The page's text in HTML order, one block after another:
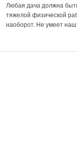
Любая дача должна
тяжелой физической
наоборот. Не умеет наш